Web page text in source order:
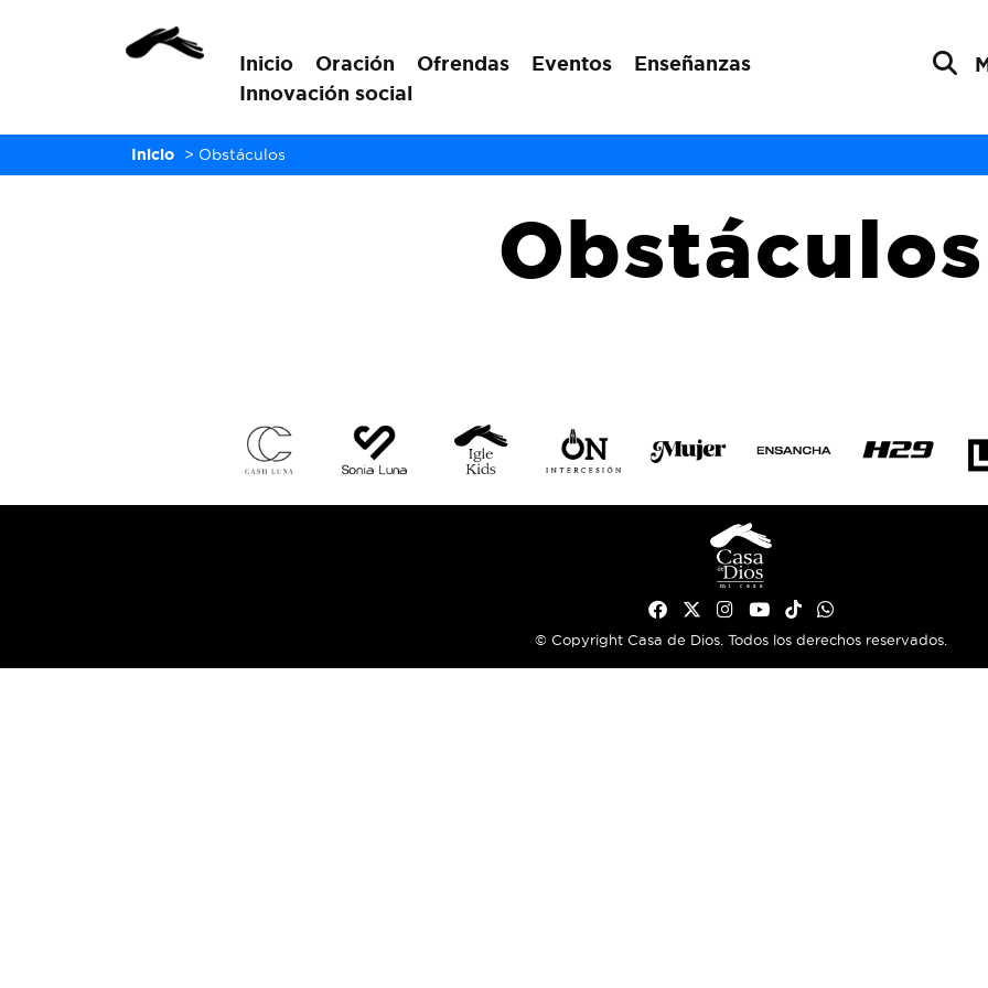
Inicio Oración Ofrendas Eventos
Enseñanzas
Innovación social
Inicio > Obstáculos
Obstáculos
© Copyright Casa de Dios. Todos los derechos reservados.